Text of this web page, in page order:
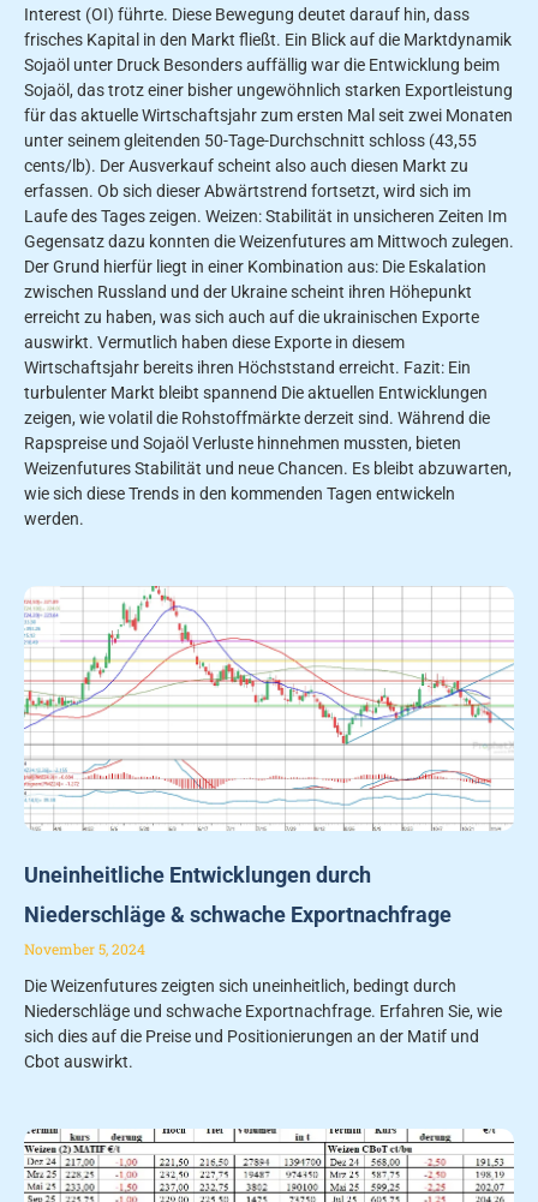
Interest (OI) führte. Diese Bewegung deutet darauf hin, dass
frisches Kapital in den Markt fließt. Ein Blick auf die Marktdynamik
Sojaöl unter Druck Besonders auffällig war die Entwicklung beim
Sojaöl, das trotz einer bisher ungewöhnlich starken Exportleistung
für das aktuelle Wirtschaftsjahr zum ersten Mal seit zwei Monaten
unter seinem gleitenden 50-Tage-Durchschnitt schloss (43,55
cents/lb). Der Ausverkauf scheint also auch diesen Markt zu
erfassen. Ob sich dieser Abwärtstrend fortsetzt, wird sich im
Laufe des Tages zeigen. Weizen: Stabilität in unsicheren Zeiten Im
Gegensatz dazu konnten die Weizenfutures am Mittwoch zulegen.
Der Grund hierfür liegt in einer Kombination aus: Die Eskalation
zwischen Russland und der Ukraine scheint ihren Höhepunkt
erreicht zu haben, was sich auch auf die ukrainischen Exporte
auswirkt. Vermutlich haben diese Exporte in diesem
Wirtschaftsjahr bereits ihren Höchststand erreicht. Fazit: Ein
turbulenter Markt bleibt spannend Die aktuellen Entwicklungen
zeigen, wie volatil die Rohstoffmärkte derzeit sind. Während die
Rapspreise und Sojaöl Verluste hinnehmen mussten, bieten
Weizenfutures Stabilität und neue Chancen. Es bleibt abzuwarten,
wie sich diese Trends in den kommenden Tagen entwickeln
werden.
Uneinheitliche Entwicklungen durch
Niederschläge & schwache Exportnachfrage
November 5, 2024
Die Weizenfutures zeigten sich uneinheitlich, bedingt durch
Niederschläge und schwache Exportnachfrage. Erfahren Sie, wie
sich dies auf die Preise und Positionierungen an der Matif und
Cbot auswirkt.